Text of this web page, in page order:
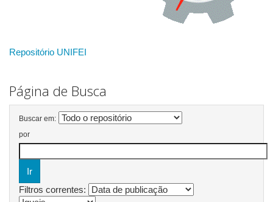
Repositório UNIFEI
Página de Busca
Buscar em:
por
Filtros correntes: